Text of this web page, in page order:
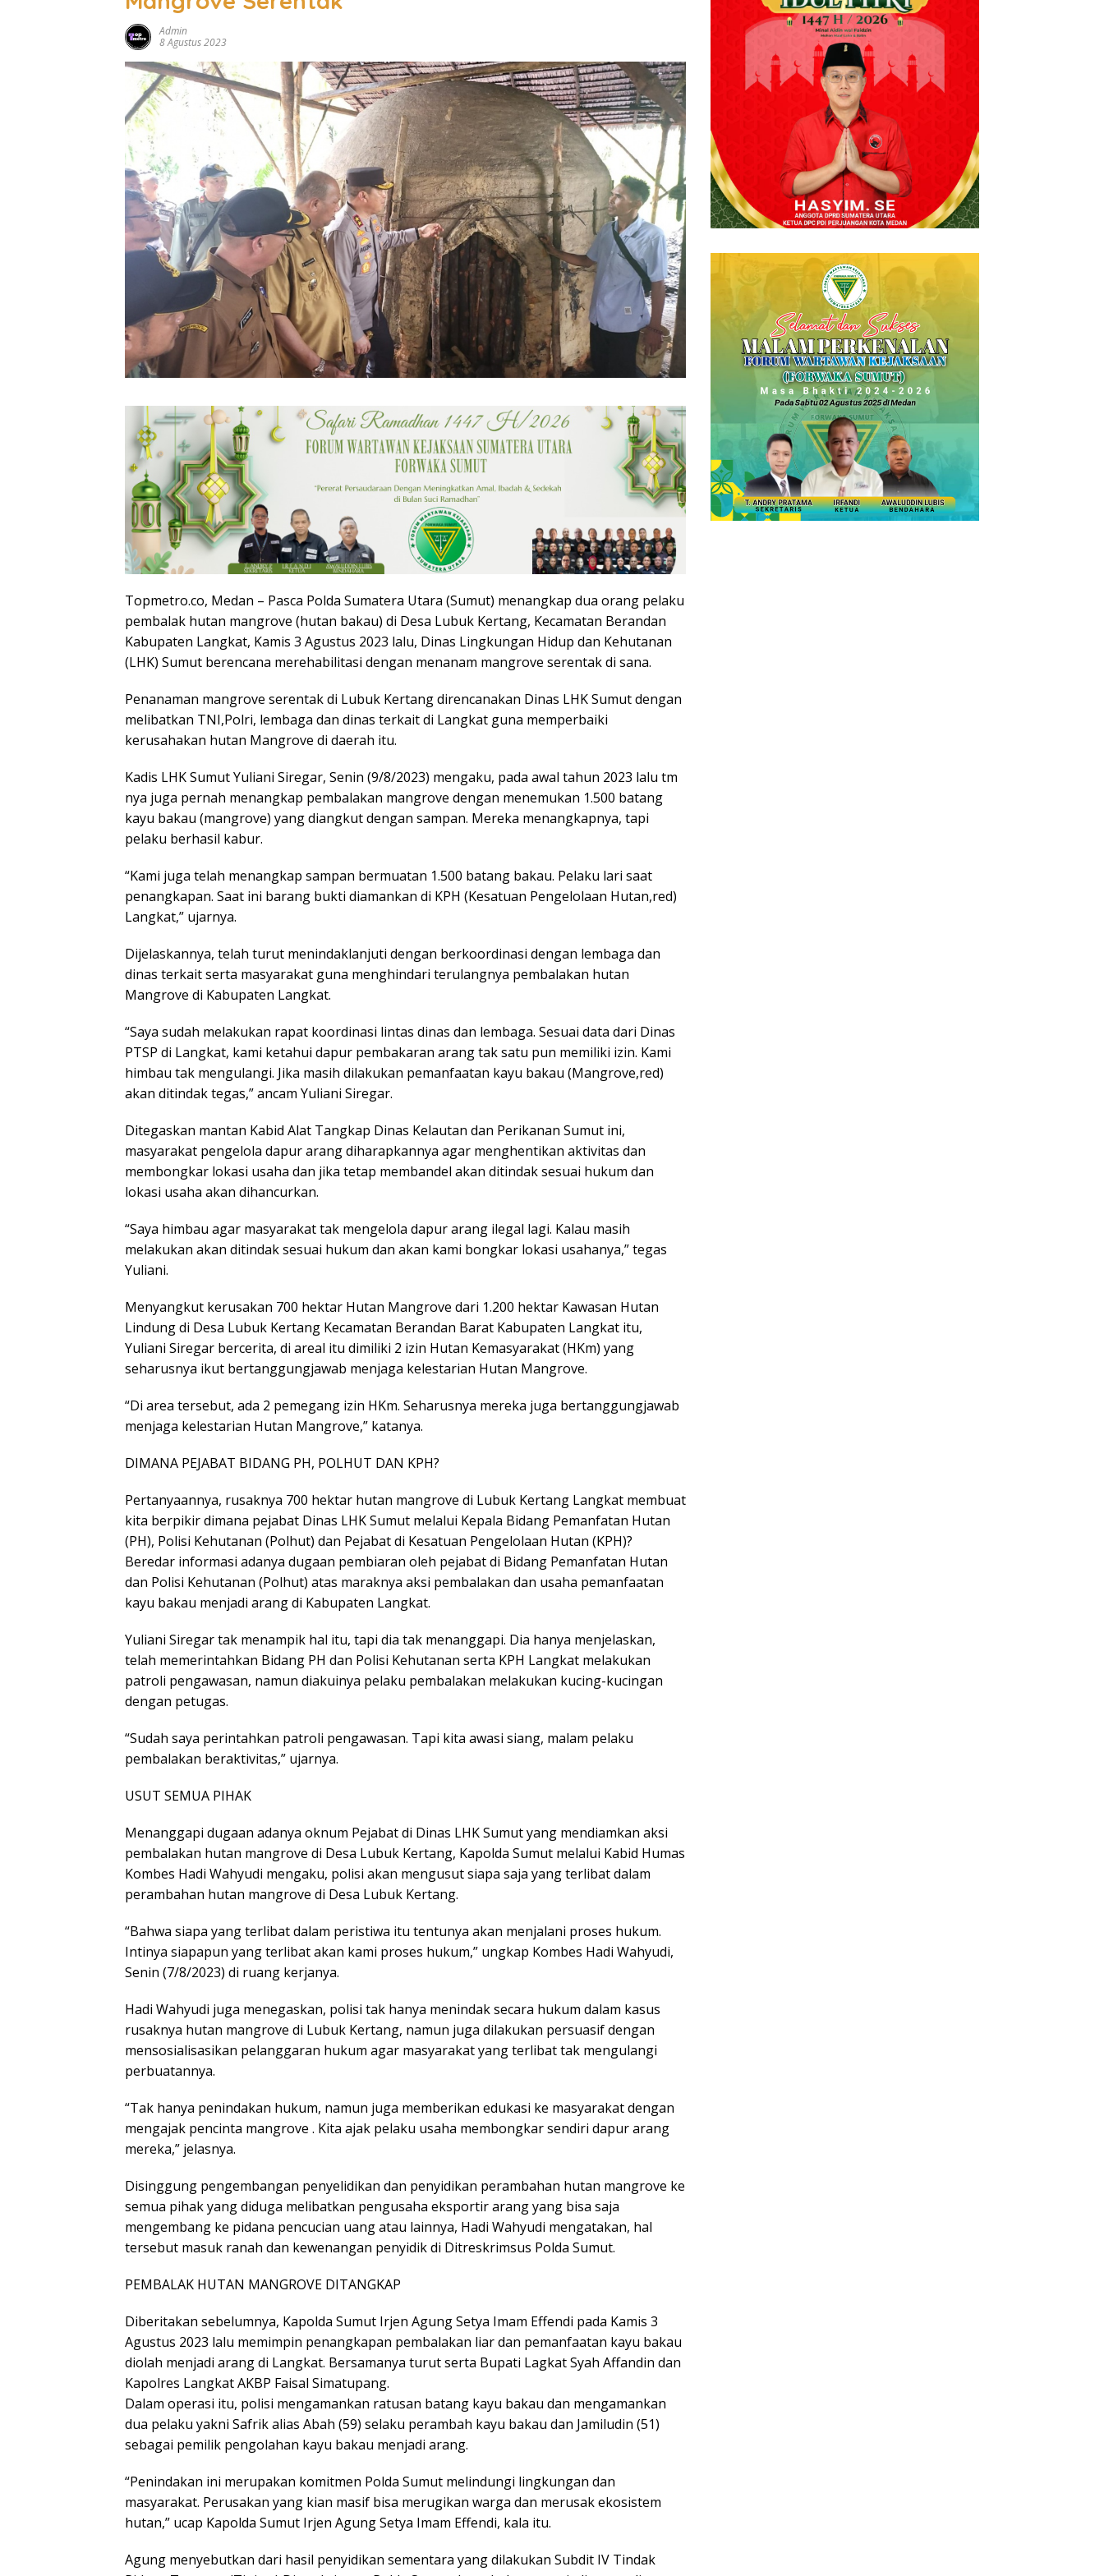
Admin
8 Agustus 2023
Topmetro.co, Medan – Pasca Polda Sumatera Utara (Sumut) menangkap dua orang pelaku
pembalak hutan mangrove (hutan bakau) di Desa Lubuk Kertang, Kecamatan Berandan
Kabupaten Langkat, Kamis 3 Agustus 2023 lalu, Dinas Lingkungan Hidup dan Kehutanan
(LHK) Sumut berencana merehabilitasi dengan menanam mangrove serentak di sana.
Penanaman mangrove serentak di Lubuk Kertang direncanakan Dinas LHK Sumut dengan
melibatkan TNI,Polri, lembaga dan dinas terkait di Langkat guna memperbaiki
kerusahakan hutan Mangrove di daerah itu.
Kadis LHK Sumut Yuliani Siregar, Senin (9/8/2023) mengaku, pada awal tahun 2023 lalu tm
nya juga pernah menangkap pembalakan mangrove dengan menemukan 1.500 batang
kayu bakau (mangrove) yang diangkut dengan sampan. Mereka menangkapnya, tapi
pelaku berhasil kabur.
“Kami juga telah menangkap sampan bermuatan 1.500 batang bakau. Pelaku lari saat
penangkapan. Saat ini barang bukti diamankan di KPH (Kesatuan Pengelolaan Hutan,red)
Langkat,” ujarnya.
Dijelaskannya, telah turut menindaklanjuti dengan berkoordinasi dengan lembaga dan
dinas terkait serta masyarakat guna menghindari terulangnya pembalakan hutan
Mangrove di Kabupaten Langkat.
“Saya sudah melakukan rapat koordinasi lintas dinas dan lembaga. Sesuai data dari Dinas
PTSP di Langkat, kami ketahui dapur pembakaran arang tak satu pun memiliki izin. Kami
himbau tak mengulangi. Jika masih dilakukan pemanfaatan kayu bakau (Mangrove,red)
akan ditindak tegas,” ancam Yuliani Siregar.
Ditegaskan mantan Kabid Alat Tangkap Dinas Kelautan dan Perikanan Sumut ini,
masyarakat pengelola dapur arang diharapkannya agar menghentikan aktivitas dan
membongkar lokasi usaha dan jika tetap membandel akan ditindak sesuai hukum dan
lokasi usaha akan dihancurkan.
“Saya himbau agar masyarakat tak mengelola dapur arang ilegal lagi. Kalau masih
melakukan akan ditindak sesuai hukum dan akan kami bongkar lokasi usahanya,” tegas
Yuliani.
Menyangkut kerusakan 700 hektar Hutan Mangrove dari 1.200 hektar Kawasan Hutan
Lindung di Desa Lubuk Kertang Kecamatan Berandan Barat Kabupaten Langkat itu,
Yuliani Siregar bercerita, di areal itu dimiliki 2 izin Hutan Kemasyarakat (HKm) yang
seharusnya ikut bertanggungjawab menjaga kelestarian Hutan Mangrove.
“Di area tersebut, ada 2 pemegang izin HKm. Seharusnya mereka juga bertanggungjawab
menjaga kelestarian Hutan Mangrove,” katanya.
DIMANA PEJABAT BIDANG PH, POLHUT DAN KPH?
Pertanyaannya, rusaknya 700 hektar hutan mangrove di Lubuk Kertang Langkat membuat
kita berpikir dimana pejabat Dinas LHK Sumut melalui Kepala Bidang Pemanfatan Hutan
(PH), Polisi Kehutanan (Polhut) dan Pejabat di Kesatuan Pengelolaan Hutan (KPH)?
Beredar informasi adanya dugaan pembiaran oleh pejabat di Bidang Pemanfatan Hutan
dan Polisi Kehutanan (Polhut) atas maraknya aksi pembalakan dan usaha pemanfaatan
kayu bakau menjadi arang di Kabupaten Langkat.
Yuliani Siregar tak menampik hal itu, tapi dia tak menanggapi. Dia hanya menjelaskan,
telah memerintahkan Bidang PH dan Polisi Kehutanan serta KPH Langkat melakukan
patroli pengawasan, namun diakuinya pelaku pembalakan melakukan kucing-kucingan
dengan petugas.
“Sudah saya perintahkan patroli pengawasan. Tapi kita awasi siang, malam pelaku
pembalakan beraktivitas,” ujarnya.
USUT SEMUA PIHAK
Menanggapi dugaan adanya oknum Pejabat di Dinas LHK Sumut yang mendiamkan aksi
pembalakan hutan mangrove di Desa Lubuk Kertang, Kapolda Sumut melalui Kabid Humas
Kombes Hadi Wahyudi mengaku, polisi akan mengusut siapa saja yang terlibat dalam
perambahan hutan mangrove di Desa Lubuk Kertang.
“Bahwa siapa yang terlibat dalam peristiwa itu tentunya akan menjalani proses hukum.
Intinya siapapun yang terlibat akan kami proses hukum,” ungkap Kombes Hadi Wahyudi,
Senin (7/8/2023) di ruang kerjanya.
Hadi Wahyudi juga menegaskan, polisi tak hanya menindak secara hukum dalam kasus
rusaknya hutan mangrove di Lubuk Kertang, namun juga dilakukan persuasif dengan
mensosialisasikan pelanggaran hukum agar masyarakat yang terlibat tak mengulangi
perbuatannya.
“Tak hanya penindakan hukum, namun juga memberikan edukasi ke masyarakat dengan
mengajak pencinta mangrove . Kita ajak pelaku usaha membongkar sendiri dapur arang
mereka,” jelasnya.
Disinggung pengembangan penyelidikan dan penyidikan perambahan hutan mangrove ke
semua pihak yang diduga melibatkan pengusaha eksportir arang yang bisa saja
mengembang ke pidana pencucian uang atau lainnya, Hadi Wahyudi mengatakan, hal
tersebut masuk ranah dan kewenangan penyidik di Ditreskrimsus Polda Sumut.
PEMBALAK HUTAN MANGROVE DITANGKAP
Diberitakan sebelumnya, Kapolda Sumut Irjen Agung Setya Imam Effendi pada Kamis 3
Agustus 2023 lalu memimpin penangkapan pembalakan liar dan pemanfaatan kayu bakau
diolah menjadi arang di Langkat. Bersamanya turut serta Bupati Lagkat Syah Affandin dan
Kapolres Langkat AKBP Faisal Simatupang.
Dalam operasi itu, polisi mengamankan ratusan batang kayu bakau dan mengamankan
dua pelaku yakni Safrik alias Abah (59) selaku perambah kayu bakau dan Jamiludin (51)
sebagai pemilik pengolahan kayu bakau menjadi arang.
“Penindakan ini merupakan komitmen Polda Sumut melindungi lingkungan dan
masyarakat. Perusakan yang kian masif bisa merugikan warga dan merusak ekosistem
hutan,” ucap Kapolda Sumut Irjen Agung Setya Imam Effendi, kala itu.
Agung menyebutkan dari hasil penyidikan sementara yang dilakukan Subdit IV Tindak